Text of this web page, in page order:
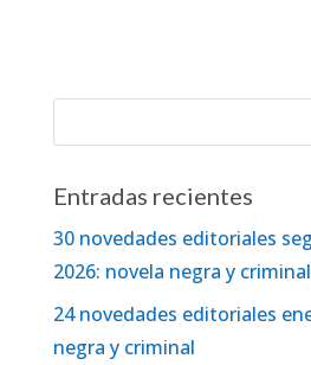
Entradas recientes
30 novedades editoriales
2026: novela negra y criminal
24 novedades editoriales
negra y criminal